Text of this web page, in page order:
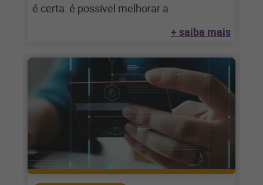
é certa: é possível melhorar a
+ saiba mais